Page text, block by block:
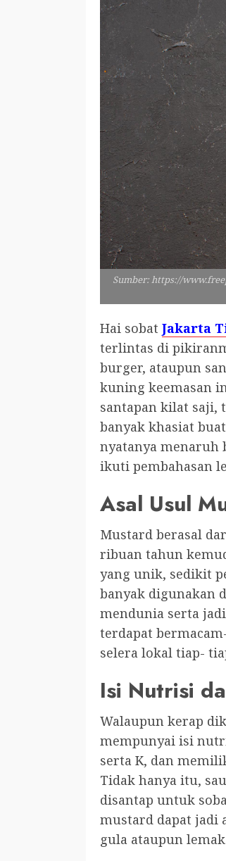
Sumber: https://
Hai sobat Jakarta
terlintas di
burger, ataupun
kuning keemasan
santapan kilat
banyak khasiat
nyatanya menaruh
ikuti pembahasan
Asal Usul
Mustard berasal
ribuan tahun
yang unik, sedikit
banyak digunakan
mendunia serta
terdapat
selera lokal tiap-
Isi Nutrisi
Walaupun kerap
mempunyai isi
serta K, dan
Tidak hanya itu,
disantap untuk
mustard dapat jadi
gula ataupun